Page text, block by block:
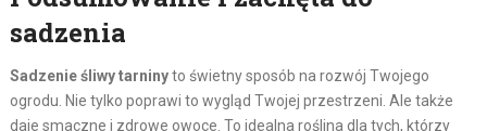
sadzenia
Sadzenie śliwy tarninyto świetny sposób na rozwój Twojego
ogrodu. Nie tylko poprawi to wygląd Twojej przestrzeni. Ale także
daje smaczne i zdrowe owoce. To idealna roślina dla tych, którzy